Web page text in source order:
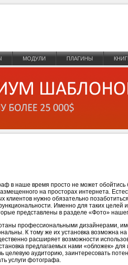
МОДУЛИ ПЛАГИНЫ
в наше время просто не может обойтись
на просторах интернета.
клиентов нужно обязательно
Именно для таких целей
представлены в разделе «Фото»
профессиональными дизайнерами,
К тому же их установка возможна
расширяет возможности
предлагаемых нами «обложек» для
целевую аудиторию, заинтересовать
услуги фотографа.